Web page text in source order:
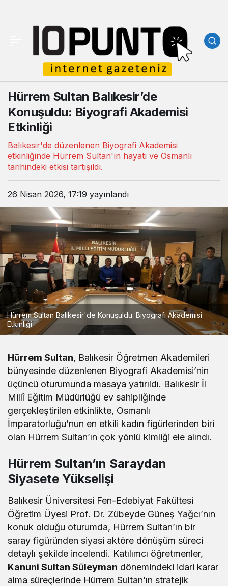
Hürrem Sultan Balıkesir’de
Konuşuldu: Biyografi Akademisi
Etkinliği
Balıkesir'de düzenlenen Biyografi Akademisi
etkinliğinde Hürrem Sultan'ın hayatı ve Osmanlı
tarihindeki etkisi tartışıldı.
26 Nisan 2026, 17:19 yayınlandı
Hürrem Sultan Balıkesir'de Konuşuldu: Biyografi Akademisi
Etkinliği
Hürrem Sultan, Balıkesir Öğretmen Akademileri
bünyesinde düzenlenen Biyografi Akademisi’nin
üçüncü oturumunda masaya yatırıldı. Balıkesir İl
Millî Eğitim Müdürlüğü ev sahipliğinde
gerçekleştirilen etkinlikte, Osmanlı
İmparatorluğu’nun en etkili kadın figürlerinden biri
olan Hürrem Sultan’ın çok yönlü kimliği ele alındı.
Hürrem Sultan’ın Saraydan
Siyasete Yükselişi
Balıkesir Üniversitesi Fen-Edebiyat Fakültesi
Öğretim Üyesi Prof. Dr. Zübeyde Güneş Yağcı’nın
konuk olduğu oturumda, Hürrem Sultan’ın bir
saray figüründen siyasi aktöre dönüşüm süreci
detaylı şekilde incelendi. Katılımcı öğretmenler,
Kanuni Sultan Süleyman dönemindeki idari karar
alma süreçlerinde Hürrem Sultan’ın stratejik